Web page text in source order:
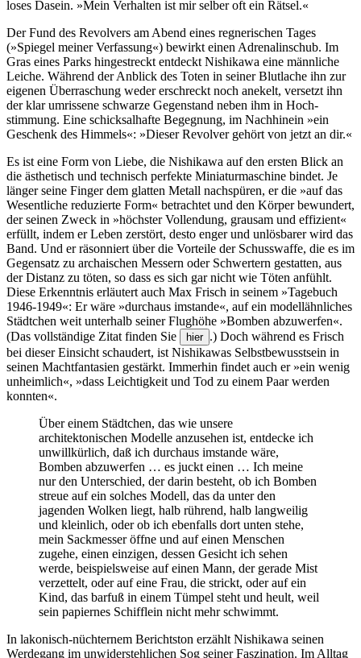
loses Dasein. »Mein Verhalten ist mir selber oft ein Rätsel.«
Der Fund des Revolvers am Abend eines regneri­schen Tages
(»Spiegel meiner Verfassung«) bewirkt einen Adre­nalin­schub. Im
Gras eines Parks hinge­streckt entdeckt Nishi­kawa eine männliche
Leiche. Während der Anblick des Toten in seiner Blutlache ihn zur
eigenen Über­raschung weder erschreckt noch anekelt, versetzt ihn
der klar umrissene schwarze Gegenstand neben ihm in Hoch­
stimmung. Eine schicksal­hafte Begeg­nung, im Nach­hinein »ein
Geschenk des Himmels«: »Dieser Revolver gehört von jetzt an dir.«
Es ist eine Form von Liebe, die Nishi­kawa auf den ersten Blick an
die ästhetisch und technisch perfekte Miniatur­maschine bindet. Je
länger seine Finger dem glatten Metall nach­spüren, er die »auf das
Wesent­liche reduzierte Form« betrachtet und den Körper bewundert,
der seinen Zweck in »höchster Voll­endung, grausam und effizient«
erfüllt, indem er Leben zerstört, desto enger und unlös­barer wird das
Band. Und er räson­niert über die Vorteile der Schuss­waffe, die es im
Gegen­satz zu archai­schen Messern oder Schwertern gestatten, aus
der Distanz zu töten, so dass es sich gar nicht wie Töten anfühlt.
Diese Erkenntnis erläutert auch Max Frisch in seinem »Tage­buch
1946-1949«: Er wäre »durchaus imstande«, auf ein modell­ähnliches
Städtchen weit unterhalb seiner Flughöhe »Bomben abzuwerfen«.
(Das voll­ständige Zitat finden Sie
hier .) Doch während es Frisch
bei dieser Einsicht schaudert, ist Nishi­kawas Selbst­bewusst­sein in
seinen Macht­fanta­sien gestärkt. Immer­hin findet auch er »ein wenig
unheim­lich«, »dass Leichtig­keit und Tod zu einem Paar werden
konnten«.
Über einem Städtchen, das wie unsere
architektonischen Modelle anzusehen ist, entdecke ich
unwillkürlich, daß ich durchaus imstande wäre,
Bomben abzuwerfen … es juckt einen … Ich meine
nur den Unterschied, der darin besteht, ob ich Bomben
streue auf ein solches Modell, das da unter den
jagenden Wolken liegt, halb rührend, halb langweilig
und kleinlich, oder ob ich ebenfalls dort unten stehe,
mein Sackmesser öffne und auf einen Menschen
zugehe, einen einzigen, dessen Gesicht ich sehen
werde, beispielsweise auf einen Mann, der gerade Mist
verzettelt, oder auf eine Frau, die strickt, oder auf ein
Kind, das barfuß in einem Tümpel steht und heult, weil
sein papiernes Schifflein nicht mehr schwimmt.
In lakonisch-nüchternem Berichts­ton erzählt Nishi­kawa seinen
Werde­gang im unwider­stehli­chen Sog seiner Faszi­nation. Im Alltag